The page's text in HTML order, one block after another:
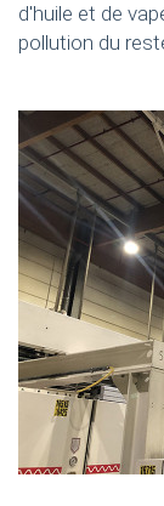
d'huile et de
pollution du